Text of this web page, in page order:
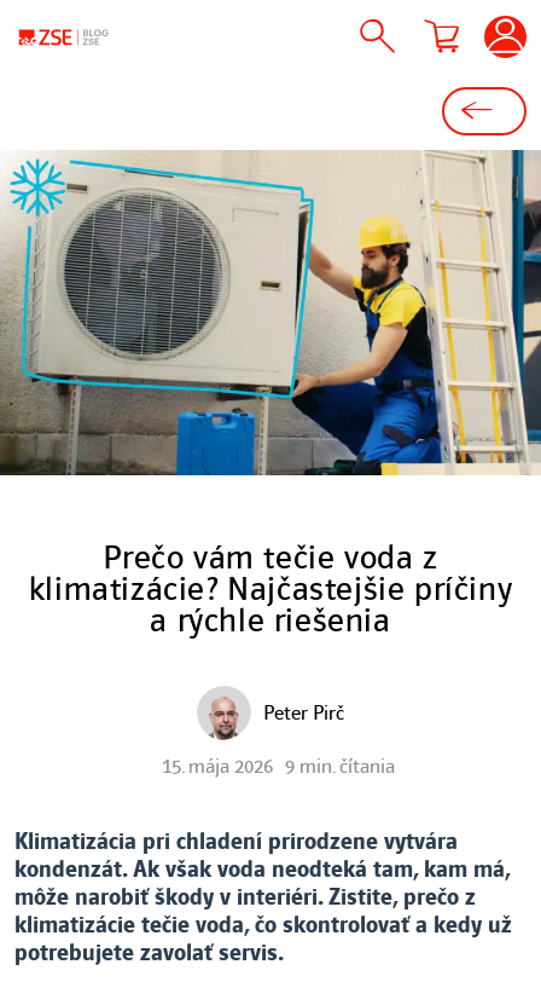
Prečo vám tečie voda z
klimatizácie? Najčastejšie príčiny
a rýchle riešenia
Peter Pirč
15. mája 2026 9 min. čítania
Klimatizácia pri chladení prirodzene vytvára
kondenzát. Ak však voda neodteká tam, kam má,
môže narobiť škody v interiéri. Zistite, prečo z
klimatizácie tečie voda, čo skontrolovať a kedy už
potrebujete zavolať servis.